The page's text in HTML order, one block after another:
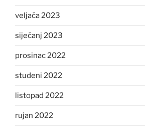
veljača 2023
siječanj 2023
prosinac 2022
studeni 2022
listopad 2022
rujan 2022